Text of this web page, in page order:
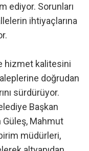
ediyor. Sorunları
ihtiyaçlarına
hizmet kalitesini
doğrudan
sürdürüyor.
Başkan
Güleş, Mahmut
müdürleri,